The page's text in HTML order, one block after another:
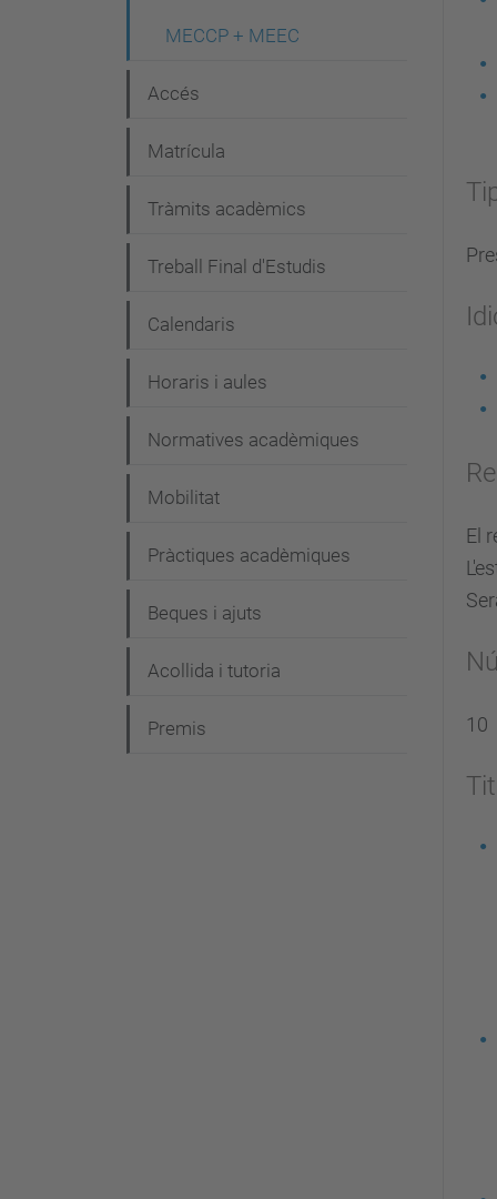
El
10
MECCP + MEEC
Accés
Matrícula
Tràmits acadèmics
Treball Final d'Estudis
Calendaris
Horaris i aules
Normatives acadèmiques
Mobilitat
Pràctiques acadèmiques
Beques i ajuts
Acollida i tutoria
Premis